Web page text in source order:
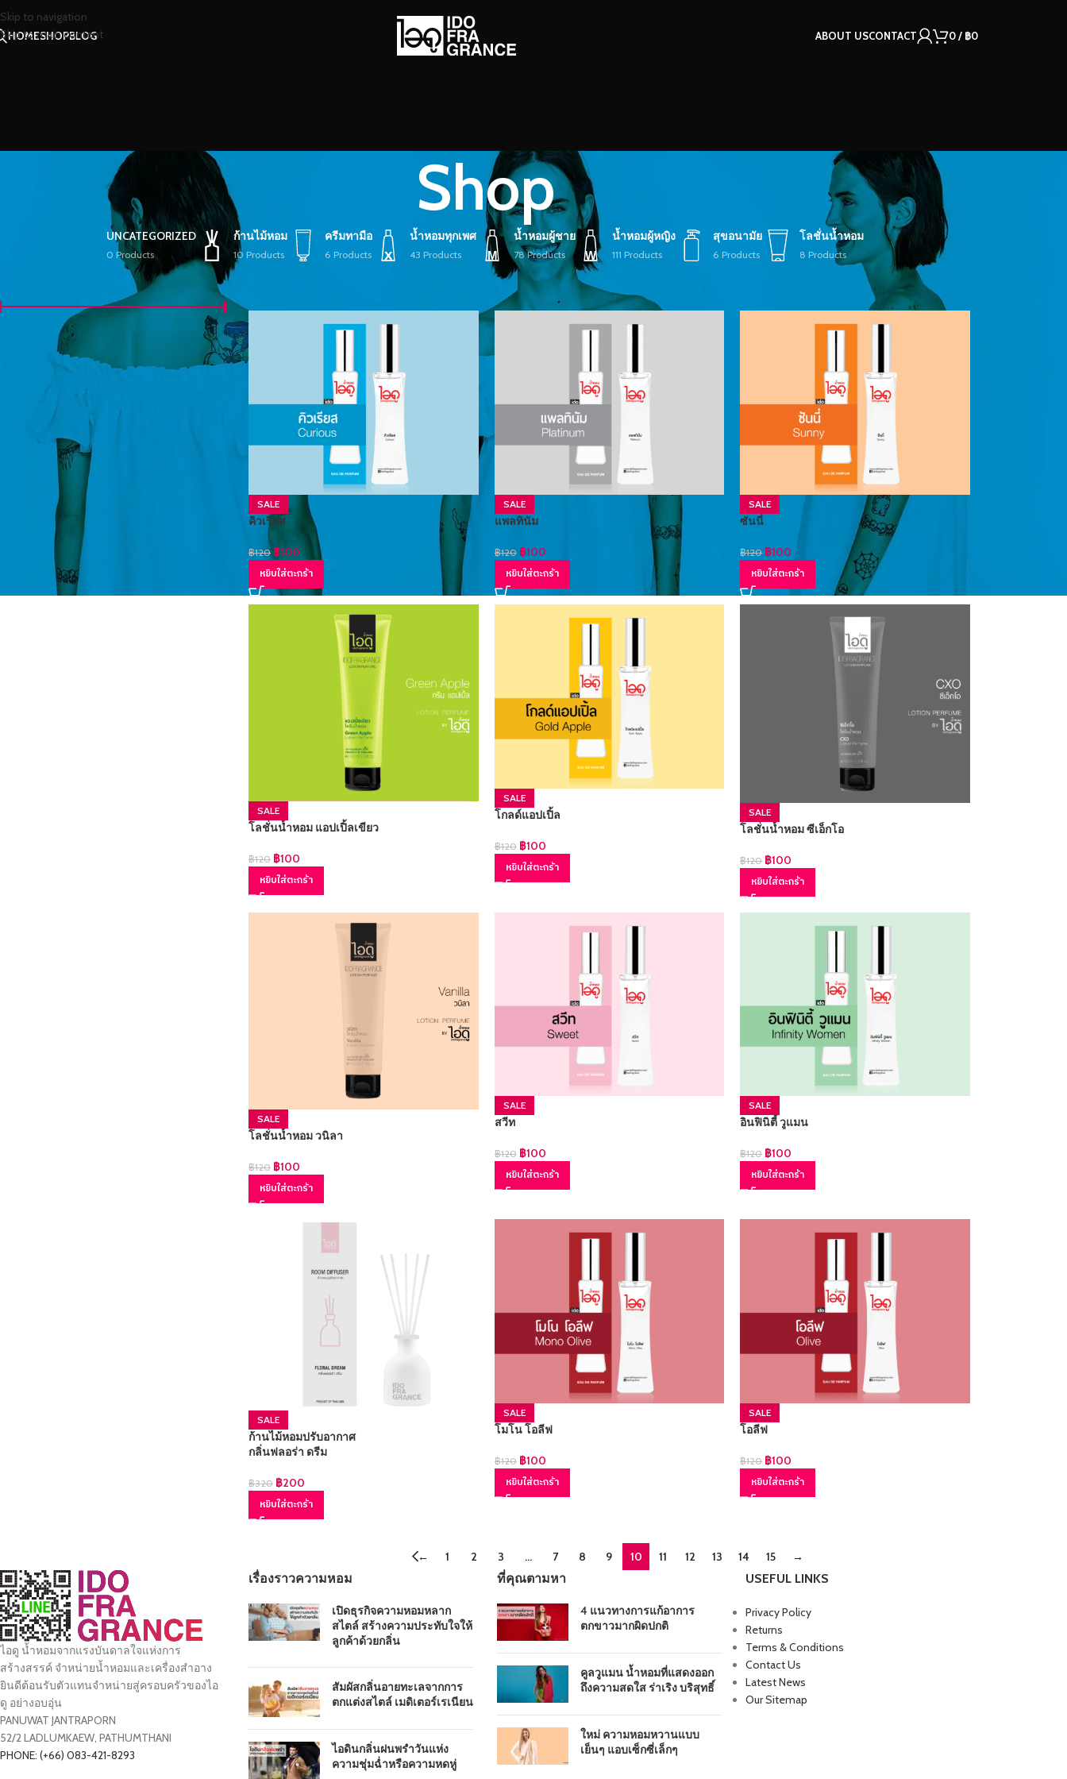
Skip to navigation
Skip to main content
HOMESHOPBLOG ABOUT USCONTACT 0/ ฿0
Shop
UNCATEGORIZED
0 Products
ก้านไม้หอม
10 Products
ครีมทามือ
6 Products
น้ำหอมทุกเพศ
43 Products
น้ำหอมผู้ชาย
78 Products
น้ำหอมผู้หญิง
111 Products
สุขอนามัย
6 Products
โลชั่นน้ำหอม
8 Products
คัดกรอง
—฿1,050
STOCK STATUS
SALE
คิวเรียส
฿120 ฿100
หยิบใส่ตะกร้า
SALE
แพลทินัม
฿120 ฿100
หยิบใส่ตะกร้า
SALE
ซันนี่
฿120 ฿100
หยิบใส่ตะกร้า
SALE
โลชั่นน้ำหอม แอปเปิ้ลเขียว
฿120 ฿100
หยิบใส่ตะกร้า
SALE
โกลด์แอปเปิ้ล
฿120 ฿100
หยิบใส่ตะกร้า
SALE
โลชั่นน้ำหอม ซีเอ็กโอ
฿120 ฿100
หยิบใส่ตะกร้า
SALE
โลชั่นน้ำหอม วนิลา
฿120 ฿100
หยิบใส่ตะกร้า
SALE
สวีท
฿120 ฿100
หยิบใส่ตะกร้า
SALE
อินฟินิตี้ วูแมน
฿120 ฿100
หยิบใส่ตะกร้า
SALE
ก้านไม้หอมปรับอากาศ
กลิ่นฟลอร่า ดรีม
฿320 ฿200
หยิบใส่ตะกร้า
SALE
โมโน โอลีฟ
฿120 ฿100
หยิบใส่ตะกร้า
SALE
โอลีฟ
฿120 ฿100
หยิบใส่ตะกร้า
← 1 2 3 … 7 8 9 10 11 12 13 14 15 →
ไอดู น้ำหอมจากแรงบันดาลใจแห่งการ
สร้างสรรค์ จำหน่ายน้ำหอมและเครื่องสำอาง
ยินดีต้อนรับตัวแทนจำหน่ายสู่ครอบครัวของไอ
ดู อย่างอบอุ่น
PANUWAT JANTRAPORN
52/2 LADLUMKAEW, PATHUMTHANI
PHONE: (+66) 083-421-8293
เรื่องราวความหอม
เปิดธุรกิจความหอมหลาก
สไตล์ สร้างความประทับใจให้
ลูกค้าด้วยกลิ่น
สัมผัสกลิ่นอายทะเลจากการ
ตกแต่งสไตล์ เมดิเตอร์เรเนียน
ไอดินกลิ่นฝนพรำวันแห่ง
ความชุ่มฉ่ำหรือความหดหู่
ที่คุณตามหา
4 แนวทางการแก้อาการ
ตกขาวมากผิดปกติ
คูลวูแมน น้ำหอมที่แสดงออก
ถึงความสดใส ร่าเริง บริสุทธิ์
ใหม่ ความหอมหวานแบบ
เย็นๆ แอบเซ็กซี่เล็กๆ
USEFUL LINKS
Privacy Policy
Returns
Terms & Conditions
Contact Us
Latest News
Our Sitemap